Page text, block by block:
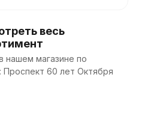
весь
нашем магазине по
Проспект 60 лет Октября